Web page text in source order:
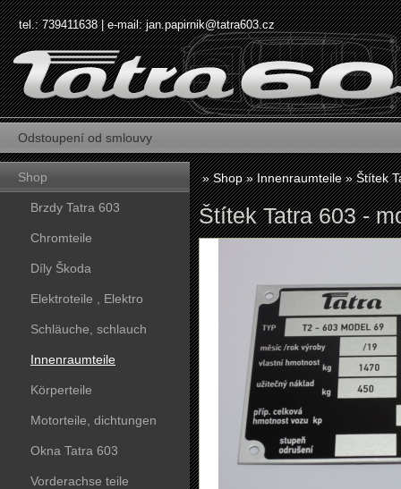
tel.: 739411638 | e-mail:jan.papirnik@tatra603.cz
Odstoupení od smlouvy
Shop
Brzdy Tatra 603
Chromteile
Díly Škoda
Elektroteile , Elektro
Schläuche, schlauch
Innenraumteile
Körperteile
Motorteile, dichtungen
Okna Tatra 603
Vorderachse teile
»Shop»Innenraumteile»Štítek
Štítek Tatra 603 -